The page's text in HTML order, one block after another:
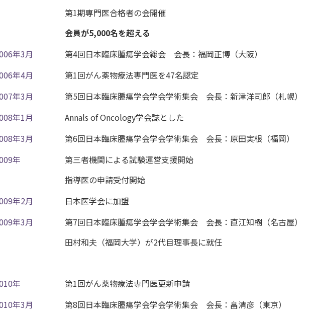
てください
第1期専門医合格者の会開催
会員が5,000名を超える
年3月
第4回日本臨床腫瘍学会総会 会長：福岡正博（大阪）
年4月
第1回がん薬物療法専門医を47名認定
年3月
第5回日本臨床腫瘍学会学会学術集会 会長：新津洋司郎（札幌）
年1月
Annals of Oncology学会誌とした
年3月
第6回日本臨床腫瘍学会学会学術集会 会長：原田実根（福岡）
年
第三者機関による試験運営支援開始
指導医の申請受付開始
年2月
日本医学会に加盟
年3月
第7回日本臨床腫瘍学会学会学術集会 会長：直江知樹（名古屋）
田村和夫（福岡大学）が2代目理事長に就任
年
第1回がん薬物療法専門医更新申請
年3月
第8回日本臨床腫瘍学会学会学術集会 会長：畠清彦（東京）